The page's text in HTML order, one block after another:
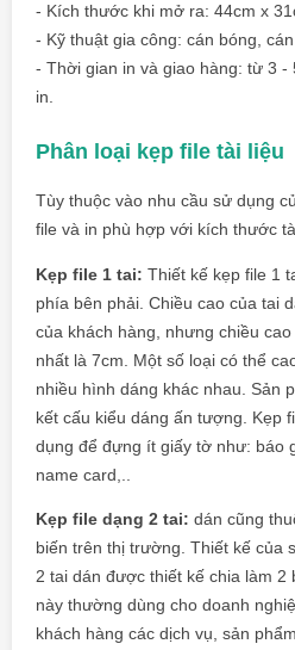
- Kích thước khi mở ra: 44cm x
- Kỹ thuật gia công: cán bóng,
- Thời gian in và giao hàng: từ 3 -
in.
Phân loại kẹp file tài liệu
Tùy thuộc vào nhu cầu sử dụng
file và in phù hợp với kích thước
Kẹp file 1 tai: Thiết kế kẹp file 1
phía bên phải. Chiều cao của tai
của khách hàng, nhưng chiều
nhất là 7cm. Một số loại có thể
nhiều hình dáng khác nhau. Sản
kết cấu kiểu dáng ấn tượng. Kẹp
dụng để đựng ít giấy tờ như: báo
name card,..
Kẹp file dạng 2 tai: dán cũng
biến trên thị trường. Thiết kế của
2 tai dán được thiết kế chia làm 2
này thường dùng cho doanh
khách hàng các dịch vụ, sản